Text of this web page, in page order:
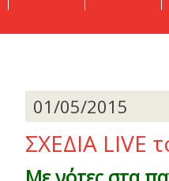
01/05/2015
ΣΧΕΔΙΑ LIVE